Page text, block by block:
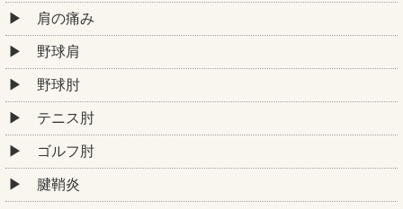
肩の痛み
野球肩
野球肘
テニス肘
ゴルフ肘
腱鞘炎